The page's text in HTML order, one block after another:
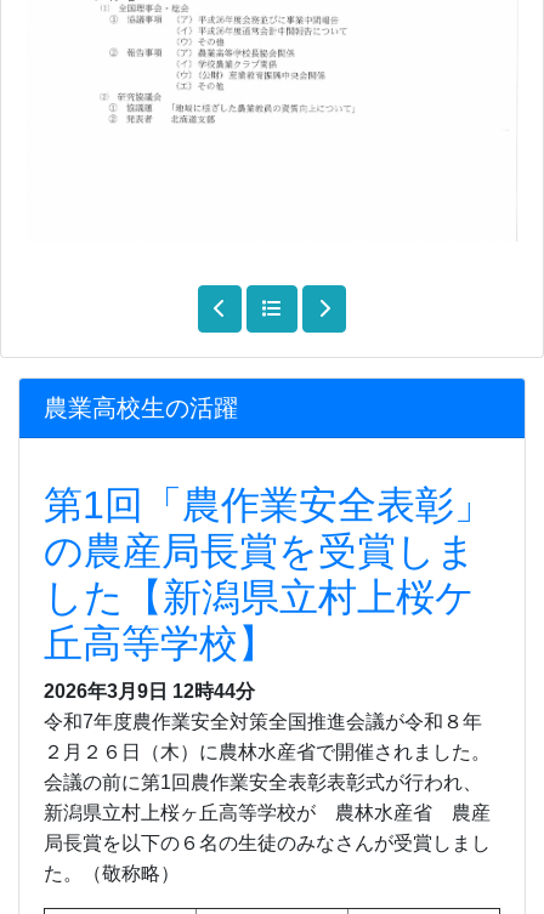
農業高校生の活躍
第1回「農作業安全表彰」
の農産局長賞を受賞しま
した【新潟県立村上桜ケ
丘高等学校】
2026年3月9日 12時44分
令和7年度農作業安全対策全国推進会議が令和８年
２月２６日（木）に農林水産省で開催されました。
会議の前に第1回農作業安全表彰表彰式が行われ、
新潟県立村上桜ヶ丘高等学校が 農林水産省 農産
局長賞を以下の６名の生徒のみなさんが受賞しまし
た。（敬称略）